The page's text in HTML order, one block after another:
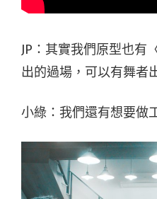
JP：其實我們原型也有
出的過場，可以有舞者
小綠：我們還有想要做